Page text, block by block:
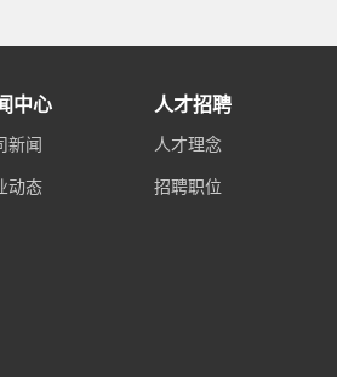
中心
新闻
动态
人才招聘
人才理念
招聘职位